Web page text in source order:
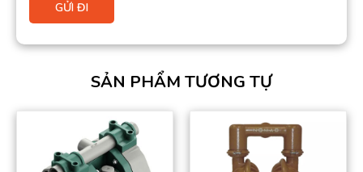
SẢN PHẨM TƯƠNG TỰ